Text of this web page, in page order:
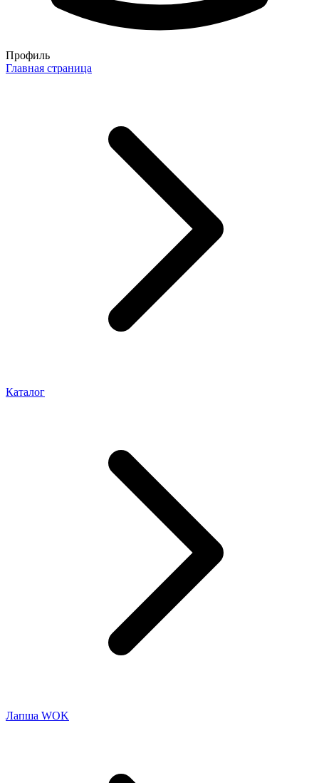
Профиль
Главная страница
Каталог
Лапша WOK